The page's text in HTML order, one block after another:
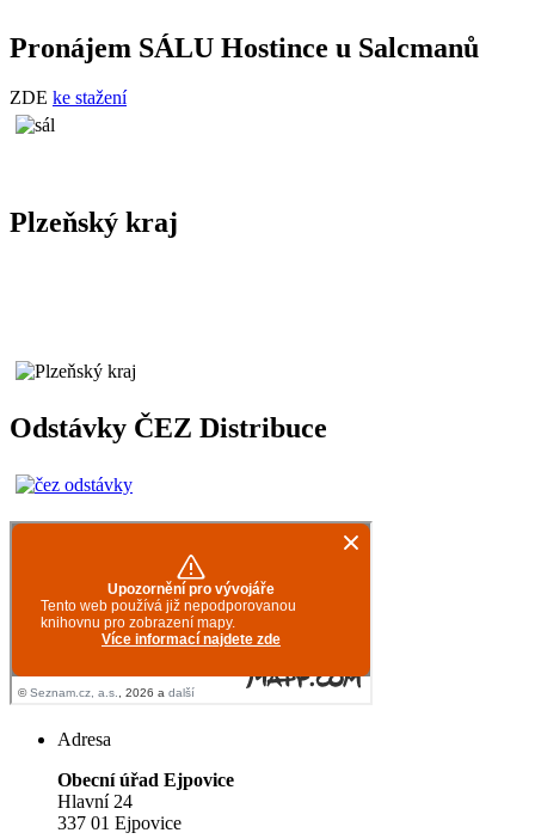
Pronájem SÁLU Hostince u Salcmanů
ZDE ke stažení
Plzeňský kraj
Odstávky ČEZ Distribuce
Adresa
Obecní úřad Ejpovice
Hlavní 24
337 01 Ejpovice